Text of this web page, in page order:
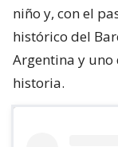
niño y, con el
histórico del
Argentina y uno
historia.